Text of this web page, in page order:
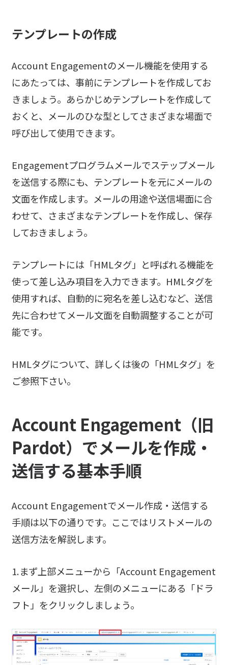
テンプレートの作成
Account Engagementのメール機能を使用する
にあたっては、事前にテンプレートを作成してお
きましょう。あらかじめテンプレートを作成して
おくと、メールのひな型としてさまざまな場面で
呼び出して使用できます。
Engagementプログラムメールでステップメール
を送信する際にも、テンプレートを元にメールの
文面を作成します。メールの用途や送信場面に合
わせて、さまざまなテンプレートを作成し、保存
しておきましょう。
テンプレートには「HMLタグ」と呼ばれる機能を
使って差し込み項目を入力できます。HMLタグを
使用すれば、自動的に宛名を差し込むなど、送信
先に合わせてメール文面を自動調整することが可
能です。
HMLタグについて、詳しくは後の「HMLタグ」を
ご参照下さい。
Account Engagement（旧
Pardot）でメールを作成・
送信する基本手順
Account Engagementでメール作成・送信する
手順は以下の通りです。ここではリストメールの
送信方法を解説します。
1.まず上部メニューから「Account Engagement
メール」を選択し、左側のメニューにある「ドラ
フト」をクリックしましょう。